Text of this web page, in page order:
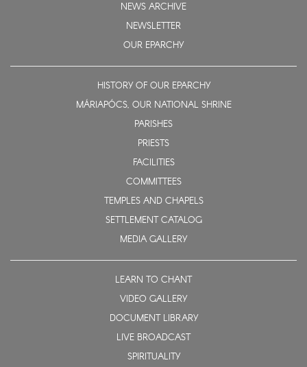
NEWS ARCHIVE
NEWSLETTER
OUR EPARCHY
HISTORY OF OUR EPARCHY
MÁRIAPÓCS, OUR NATIONAL SHRINE
PARISHES
PRIESTS
FACILITIES
COMMITTEES
TEMPLES AND CHAPELS
SETTLEMENT CATALOG
MEDIA GALLERY
LEARN TO CHANT
VIDEO GALLERY
DOCUMENT LIBRARY
LIVE BROADCAST
SPIRITUALITY